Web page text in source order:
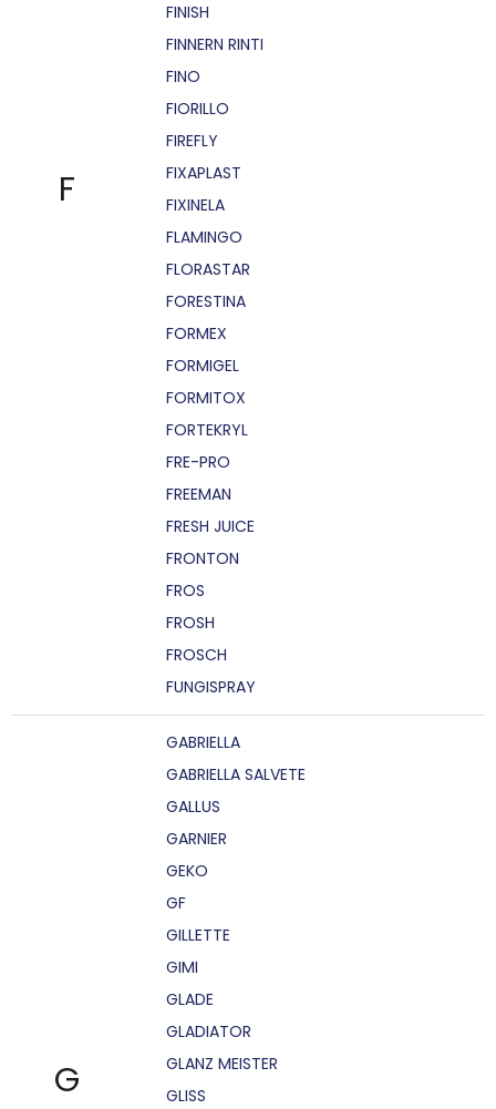
F
FINISH
FINNERN RINTI
FINO
FIORILLO
FIREFLY
FIXAPLAST
FIXINELA
FLAMINGO
FLORASTAR
FORESTINA
FORMEX
FORMIGEL
FORMITOX
FORTEKRYL
FRE-PRO
FREEMAN
FRESH JUICE
FRONTON
FROS
FROSH
FROSCH
FUNGISPRAY
G
GABRIELLA
GABRIELLA SALVETE
GALLUS
GARNIER
GEKO
GF
GILLETTE
GIMI
GLADE
GLADIATOR
GLANZ MEISTER
GLISS